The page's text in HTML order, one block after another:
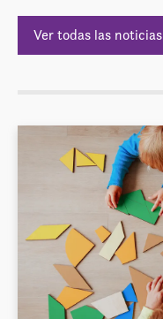
Ver todas las noticias